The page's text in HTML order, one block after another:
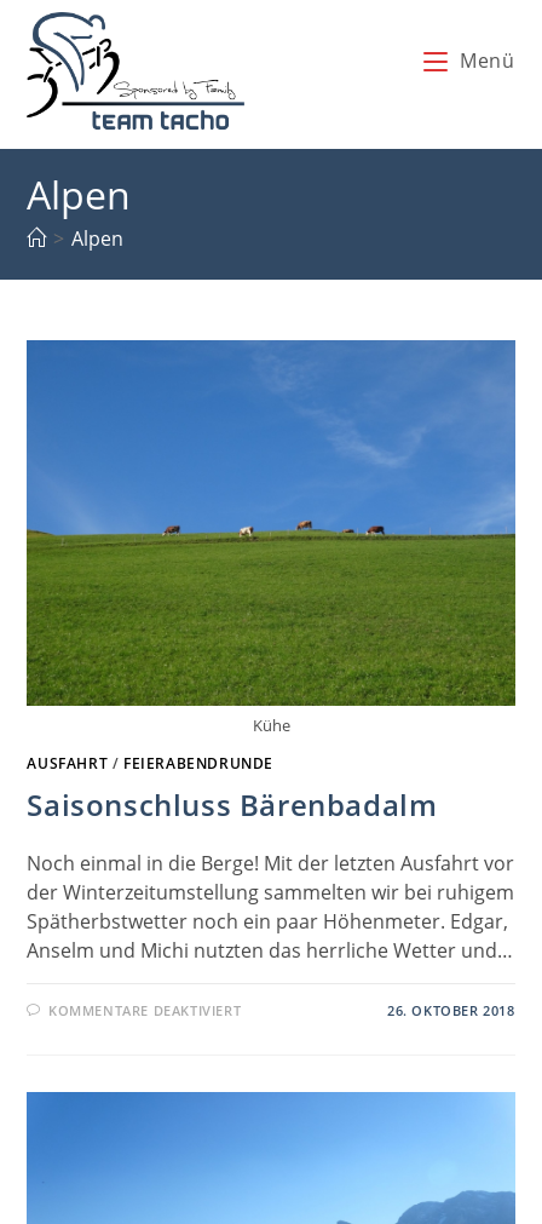
Inhalt
springen
Menü
Alpen
> Alpen
Kühe
AUSFAHRT / FEIERABENDRUNDE
Saisonschluss Bärenbadalm
Noch einmal in die Berge! Mit der letzten Ausfahrt vor
der Winterzeitumstellung sammelten wir bei ruhigem
Spätherbstwetter noch ein paar Höhenmeter. Edgar,
Anselm und Michi nutzten das herrliche Wetter und…
KOMMENTARE DEAKTIVIERTFÜR 26. OKTOBER 2018